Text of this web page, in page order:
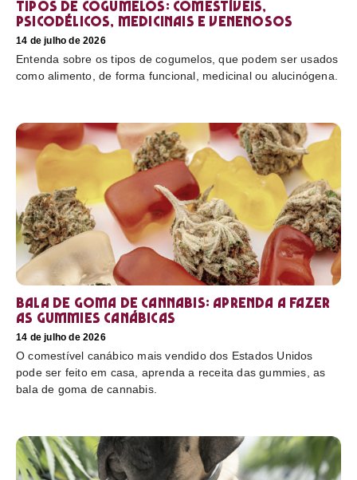
Tipos de cogumelos: comestíveis,
psicodélicos, medicinais e venenosos
14 de julho de 2026
Entenda sobre os tipos de cogumelos, que podem ser usados
como alimento, de forma funcional, medicinal ou alucinógena.
Bala de goma de cannabis: aprenda a fazer
as gummies canábicas
14 de julho de 2026
O comestível canábico mais vendido dos Estados Unidos
pode ser feito em casa, aprenda a receita das gummies, as
bala de goma de cannabis.